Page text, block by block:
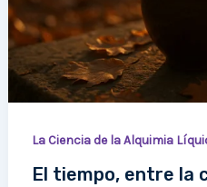
La Ciencia de la Alquimia
El tiempo, entre la
ilusión